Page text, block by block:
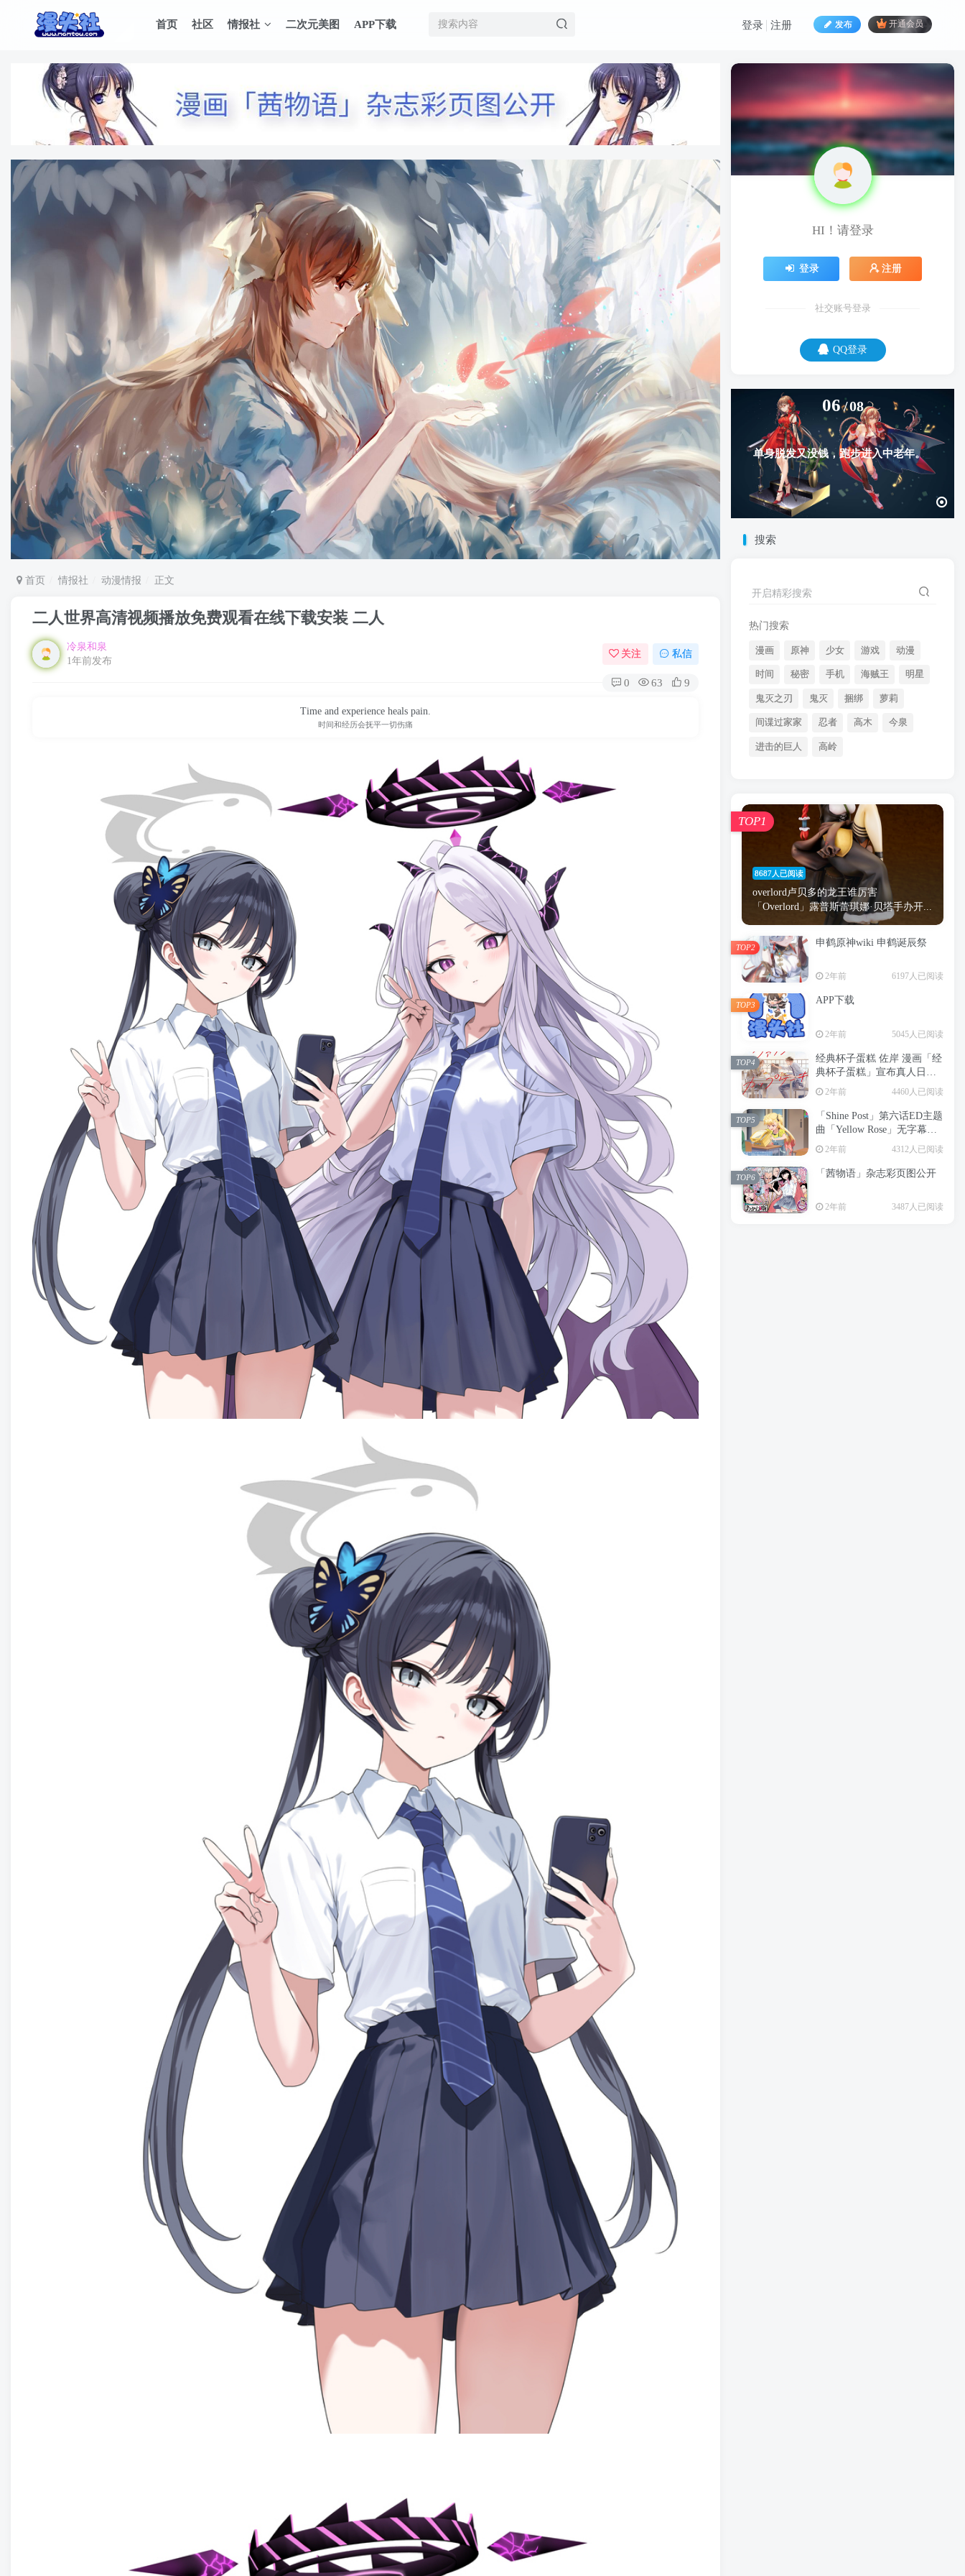
首页 社区 情报社 二次元美图 APP下载 发布 开通会员
登录 注册
首页 情报社 动漫情报 正文
二人世界高清视频播放免费观看在线下载安装 二人
冷泉和泉
1年前发布
关注 私信
0 63 9
Time and experience heals pain.
时间和经历会抚平一切伤痛
HI！请登录
登录 注册
社交账号登录
QQ登录
06 08
单身脱发又没钱，跑步进入中老年。
搜索
开启精彩搜索
热门搜索
漫画 原神 少女 游戏 动漫
时间 秘密 手机 海贼王 明星
鬼灭之刃 鬼灭 捆绑 萝莉
间谍过家家 忍者 高木 今泉
进击的巨人 高岭
8687人已阅读
overlord卢贝多的龙王谁厉害
「Overlord」露普斯蕾琪娜·贝塔手办开...
TOP1
申鹤原神wiki 申鹤诞辰祭
2年前 6197人已阅读
TOP2
APP下载
2年前 5045人已阅读
TOP3
经典杯子蛋糕 佐岸 漫画「经
典杯子蛋糕」宣布真人日剧
化
2年前 4460人已阅读
TOP4
「Shine Post」第六话ED主题
曲「Yellow Rose」无字幕MV
公开
2年前 4312人已阅读
TOP5
「茜物语」杂志彩页图公开
2年前 3487人已阅读
TOP6